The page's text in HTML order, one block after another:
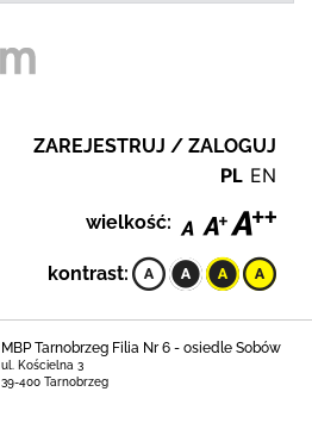
ZAREJESTRUJ / ZALOGUJ
PL EN
wielkość:
kontrast:
MBP Tarnobrzeg Filia Nr 6 - osiedle Sobów
ul. Kościelna 3
39-400 Tarnobrzeg